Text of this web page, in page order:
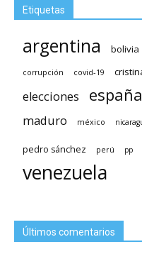
Etiquetas
argentina bolivia
corrupción covid-19
elecciones españa
maduro méxico
pedro sánchez perú pp
venezuela
Últimos comentarios